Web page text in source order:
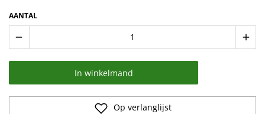
AANTAL
remove add
In winkelmand
Op verlanglijst